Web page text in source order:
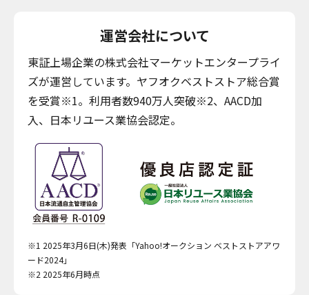
運営会社について
東証上場企業の株式会社マーケットエンタープライ
ズが運営しています。ヤフオクベストストア総合賞
を受賞※1。利用者数940万人突破※2、AACD加
入、日本リユース業協会認定。
※1 2025年3月6日(木)発表「Yahoo!オークション ベストストアアワ
ード2024」
※2 2025年6月時点